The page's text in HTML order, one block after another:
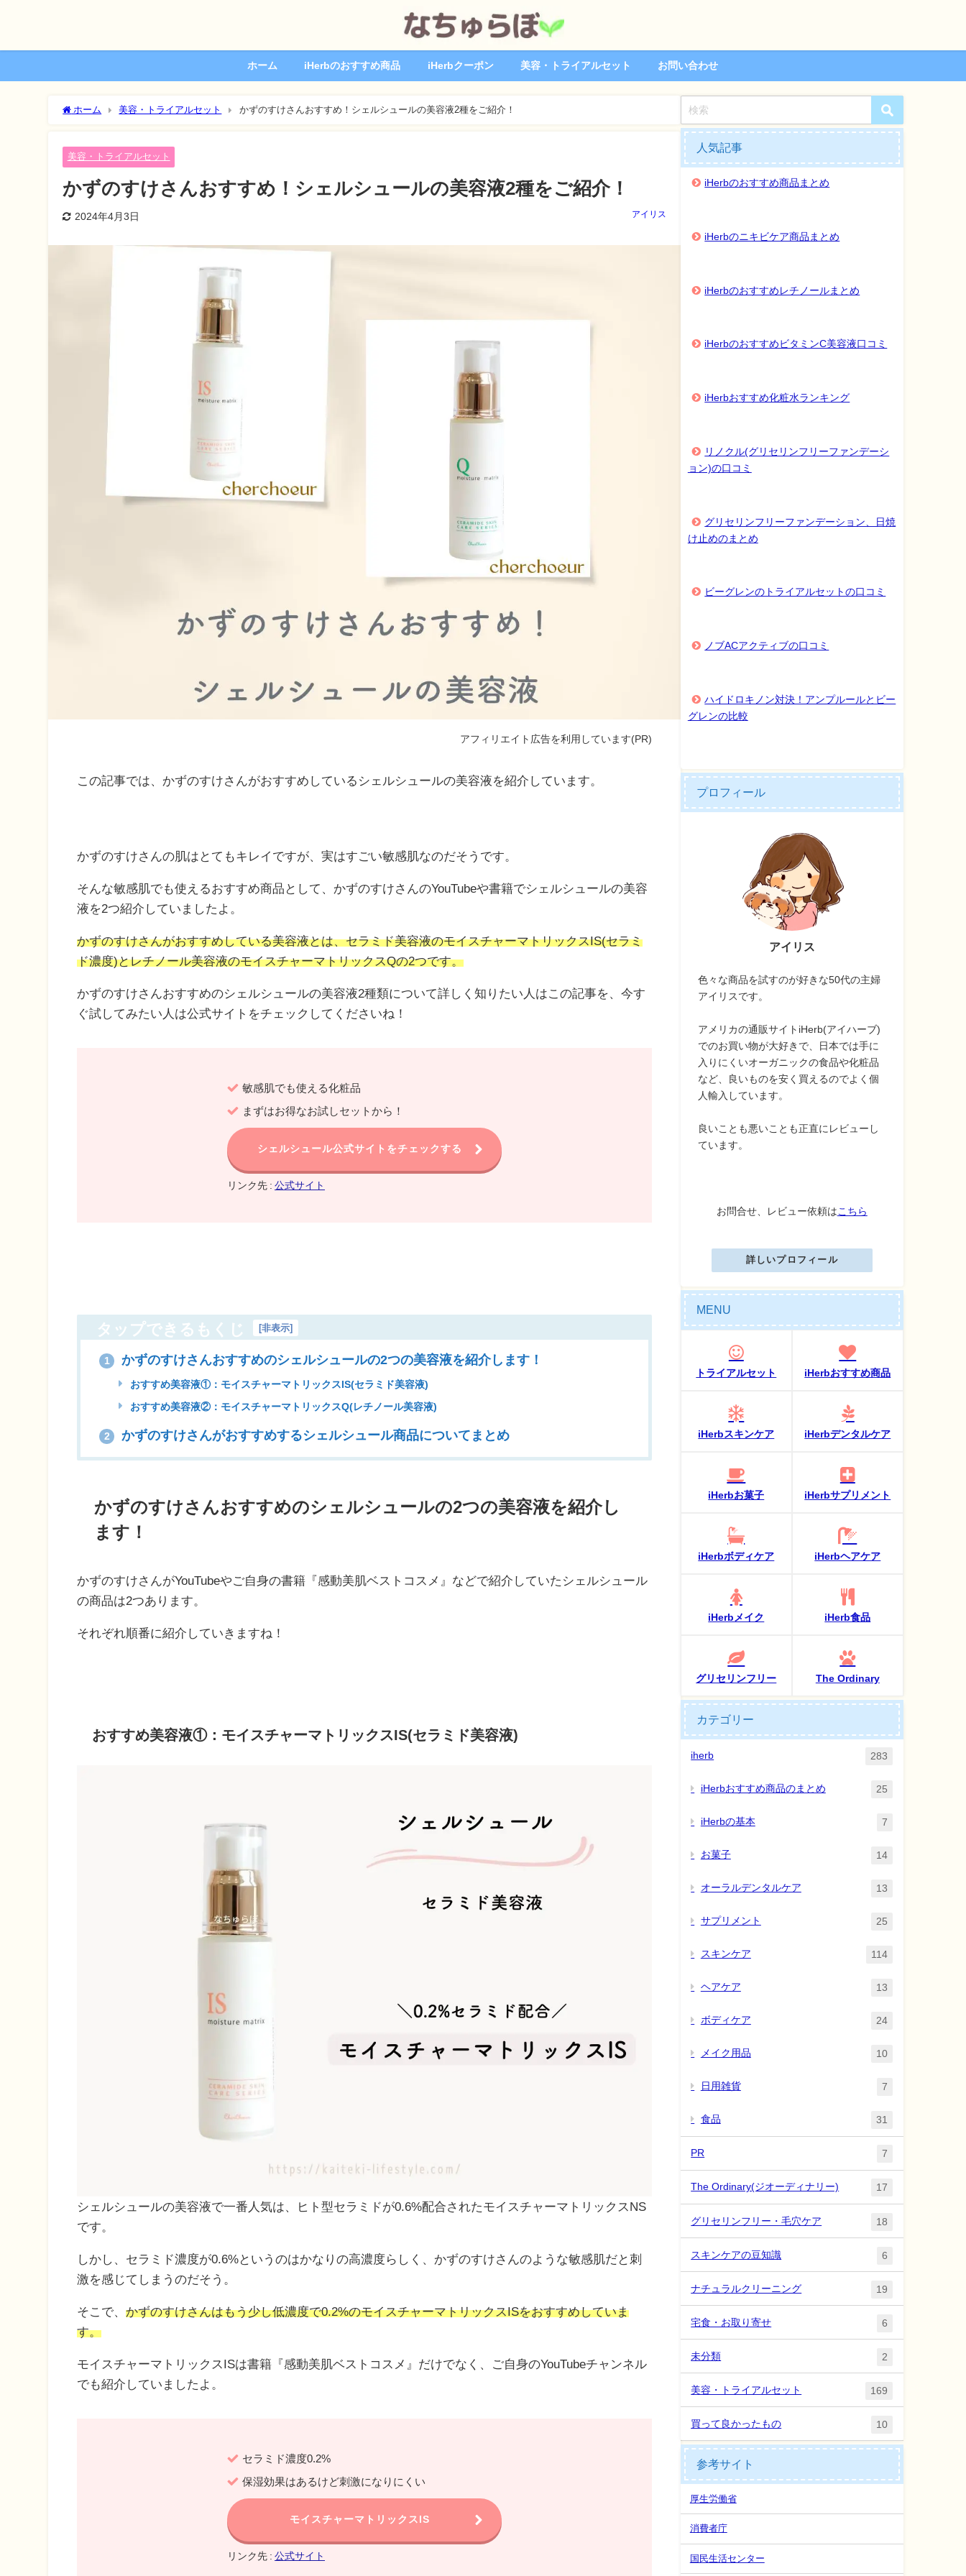
ホーム iHerbのおすすめ商品 iHerbクーポン 美容・トライアルセット お問い合わせ
ホーム 美容・トライアルセット かずのすけさんおすすめ！シェルシュールの美容液2種をご紹介！
美容・トライアルセット
かずのすけさんおすすめ！シェルシュールの美容液2種をご紹介！
2024年4月3日 アイリス
アフィリエイト広告を利用しています(PR)
この記事では、かずのすけさんがおすすめしているシェルシュールの美容液を紹介しています。
かずのすけさんの肌はとてもキレイですが、実はすごい敏感肌なのだそうです。
そんな敏感肌でも使えるおすすめ商品として、かずのすけさんのYouTubeや書籍でシェルシュールの美容
液を2つ紹介していましたよ。
かずのすけさんがおすすめしている美容液とは、セラミド美容液のモイスチャーマトリックスIS(セラミ
ド濃度)とレチノール美容液のモイスチャーマトリックスQの2つです。
かずのすけさんおすすめのシェルシュールの美容液2種類について詳しく知りたい人はこの記事を、今す
ぐ試してみたい人は公式サイトをチェックしてくださいね！
敏感肌でも使える化粧品
まずはお得なお試しセットから！
シェルシュール公式サイトをチェックする
リンク先 : 公式サイト
タップできるもくじ [非表示]
1 かずのすけさんおすすめのシェルシュールの2つの美容液を紹介します！
おすすめ美容液①：モイスチャーマトリックスIS(セラミド美容液)
おすすめ美容液②：モイスチャーマトリックスQ(レチノール美容液)
2 かずのすけさんがおすすめするシェルシュール商品についてまとめ
かずのすけさんおすすめのシェルシュールの2つの美容液を紹介し
ます！
かずのすけさんがYouTubeやご自身の書籍『感動美肌ベストコスメ』などで紹介していたシェルシュール
の商品は2つあります。
それぞれ順番に紹介していきますね！
おすすめ美容液①：モイスチャーマトリックスIS(セラミド美容液)
シェルシュールの美容液で一番人気は、ヒト型セラミドが0.6%配合されたモイスチャーマトリックスNS
です。
しかし、セラミド濃度が0.6%というのはかなりの高濃度らしく、かずのすけさんのような敏感肌だと刺
激を感じてしまうのだそう。
そこで、かずのすけさんはもう少し低濃度で0.2%のモイスチャーマトリックスISをおすすめしていま
す。
モイスチャーマトリックスISは書籍『感動美肌ベストコスメ』だけでなく、ご自身のYouTubeチャンネル
でも紹介していましたよ。
セラミド濃度0.2%
保湿効果はあるけど刺激になりにくい
モイスチャーマトリックスIS
リンク先 : 公式サイト
人気記事
iHerbのおすすめ商品まとめ
iHerbのニキビケア商品まとめ
iHerbのおすすめレチノールまとめ
iHerbのおすすめビタミンC美容液口コミ
iHerbおすすめ化粧水ランキング
リノクル(グリセリンフリーファンデーシ
ョン)の口コミ
グリセリンフリーファンデーション、日焼
け止めのまとめ
ビーグレンのトライアルセットの口コミ
ノブACアクティブの口コミ
ハイドロキノン対決！アンプルールとビー
グレンの比較
プロフィール
アイリス
色々な商品を試すのが好きな50代の主婦
アイリスです。
アメリカの通販サイトiHerb(アイハーブ)
でのお買い物が大好きで、日本では手に
入りにくいオーガニックの食品や化粧品
など、良いものを安く買えるのでよく個
人輸入しています。
良いことも悪いことも正直にレビューし
ています。
お問合せ、レビュー依頼は こちら
詳しいプロフィール
MENU
トライアルセット iHerbおすすめ商品
iHerbスキンケア iHerbデンタルケア
iHerbお菓子 iHerbサプリメント
iHerbボディケア iHerbヘアケア
iHerbメイク iHerb食品
グリセリンフリー The Ordinary
カテゴリー
iherb 283
iHerbおすすめ商品のまとめ 25
iHerbの基本 7
お菓子 14
オーラルデンタルケア 13
サプリメント 25
スキンケア 114
ヘアケア 13
ボディケア 24
メイク用品 10
日用雑貨 7
食品 31
PR 7
The Ordinary(ジオーディナリー) 17
グリセリンフリー・毛穴ケア 18
スキンケアの豆知識 6
ナチュラルクリーニング 19
宅食・お取り寄せ 6
未分類 2
美容・トライアルセット 169
買って良かったもの 10
参考サイト
厚生労働省
消費者庁
国民生活センター